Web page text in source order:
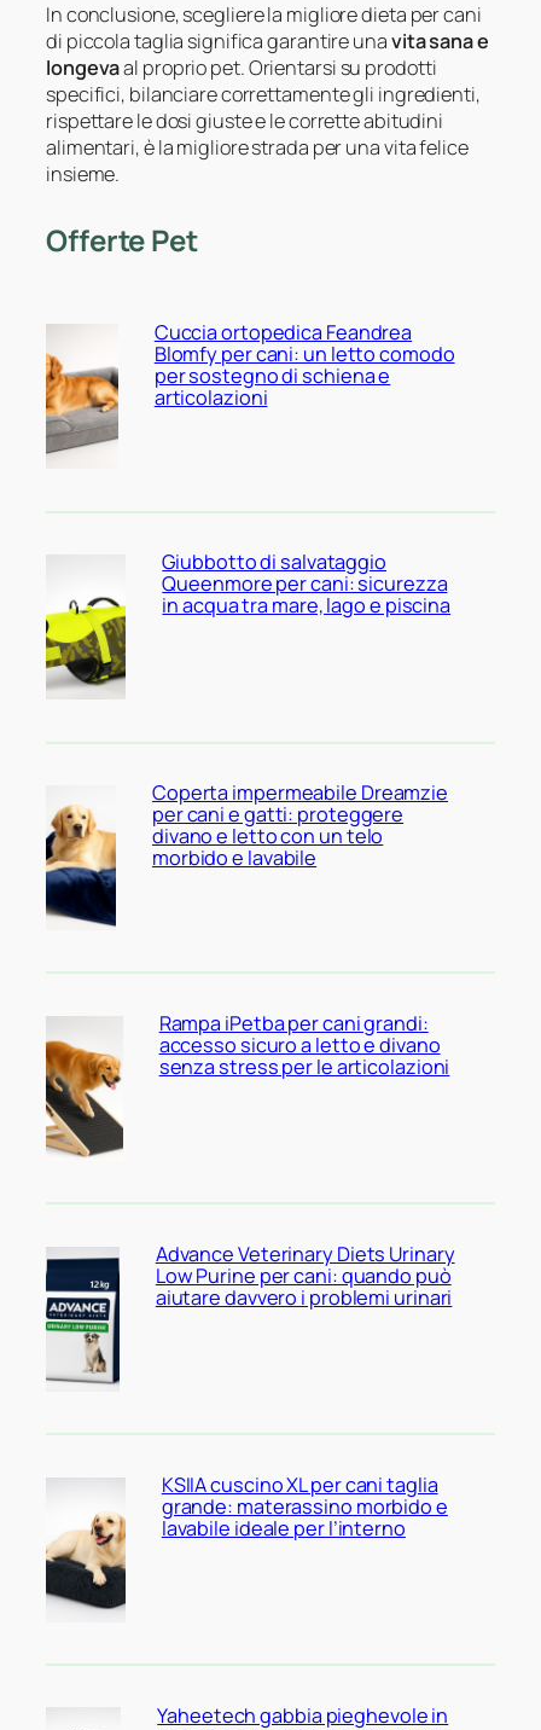
In conclusione, scegliere la migliore dieta per cani
di piccola taglia significa garantire unavita sana e
longevaal proprio pet. Orientarsi su prodotti
specifici, bilanciare correttamente gli ingredienti,
rispettare le dosi giuste e le corrette abitudini
alimentari, è la migliore strada per una vita felice
insieme.
Offerte Pet
Cuccia ortopedica Feandrea
Blomfy per cani: un letto comodo
per sostegno di schiena e
articolazioni
Giubbotto di salvataggio
Queenmore per cani: sicurezza
in acqua tra mare, lago e piscina
Coperta impermeabile Dreamzie
per cani e gatti: proteggere
divano e letto con un telo
morbido e lavabile
Rampa iPetba per cani grandi:
accesso sicuro a letto e divano
senza stress per le articolazioni
Advance Veterinary Diets Urinary
Low Purine per cani: quando può
aiutare davvero i problemi urinari
KSIIA cuscino XL per cani taglia
grande: materassino morbido e
lavabile ideale per l’interno
Yaheetech gabbia pieghevole in